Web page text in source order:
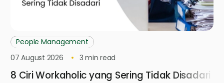
People Management
07 August 2026
3 min read
8 Ciri Workaholic yang Sering Tidak Disadari